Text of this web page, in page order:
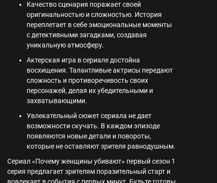
Качество сценария поражает своей
оригинальностью и сложностью. История
переплетает в себе эмоциональные моменты
с детективными загадками, создавая
уникальную атмосферу.
Актерская игра в сериале достойна
восхищения. Талантливые актрисы передают
сложность и противоречивость своих
персонажей, делая их убедительными и
захватывающими.
Увлекательный сюжет сериала не дает
возможности скучать. В каждом эпизоде
появляются новые детали и повороты,
которые не оставляют зрителя равнодушным.
Сериал «Почему женщины убивают» первый сезон 1
серия предлагает зрителям поразительный старт и